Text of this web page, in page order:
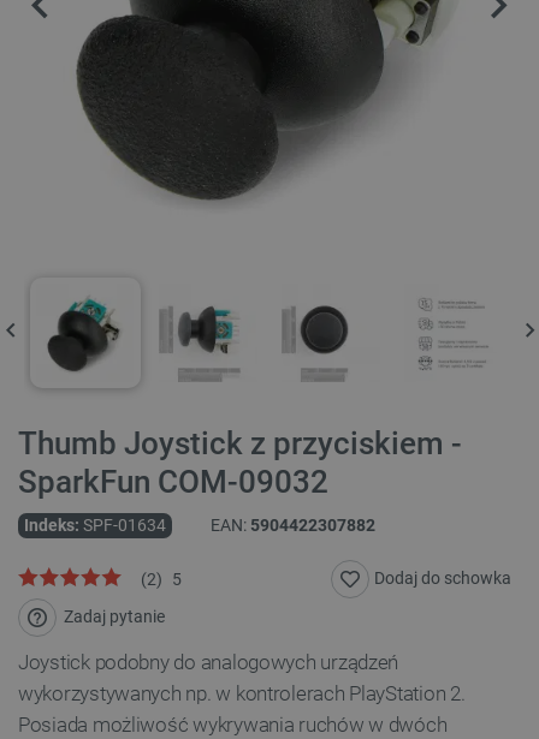
Thumb Joystick z przyciskiem -
SparkFun COM-09032
Indeks: SPF-01634 EAN: 5904422307882
5
(2)
Zadaj pytanie
Dodaj do schowka
Joystick podobny do analogowych urządzeń
wykorzystywanych np. w kontrolerach PlayStation 2.
Posiada możliwość wykrywania ruchów w dwóch